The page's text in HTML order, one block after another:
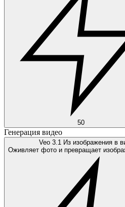
50
Генерация видео
Veo 3.1 Из изображения в
Оживляет фото и превращает